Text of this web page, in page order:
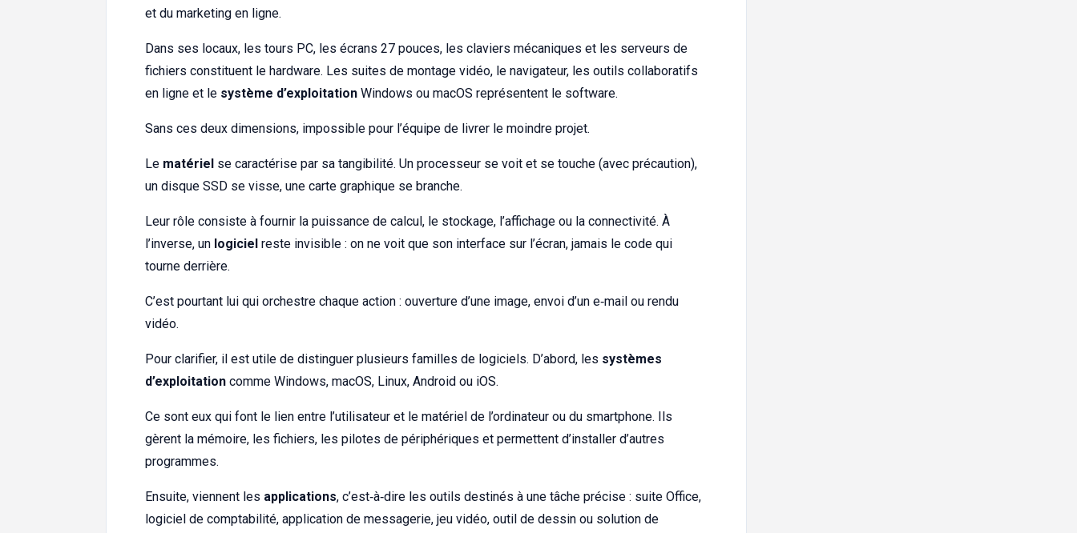
et du marketing en ligne.
Dans ses locaux, les tours PC, les écrans 27 pouces, les claviers mécaniques et les serveurs de
fichiers constituent le hardware. Les suites de montage vidéo, le navigateur, les outils collaboratifs
en ligne et le système d’exploitation Windows ou macOS représentent le software.
Sans ces deux dimensions, impossible pour l’équipe de livrer le moindre projet.
Le matériel se caractérise par sa tangibilité. Un processeur se voit et se touche (avec précaution),
un disque SSD se visse, une carte graphique se branche.
Leur rôle consiste à fournir la puissance de calcul, le stockage, l’affichage ou la connectivité. À
l’inverse, un logiciel reste invisible : on ne voit que son interface sur l’écran, jamais le code qui
tourne derrière.
C’est pourtant lui qui orchestre chaque action : ouverture d’une image, envoi d’un e‑mail ou rendu
vidéo.
Pour clarifier, il est utile de distinguer plusieurs familles de logiciels. D’abord, les systèmes
d’exploitation comme Windows, macOS, Linux, Android ou iOS.
Ce sont eux qui font le lien entre l’utilisateur et le matériel de l’ordinateur ou du smartphone. Ils
gèrent la mémoire, les fichiers, les pilotes de périphériques et permettent d’installer d’autres
programmes.
Ensuite, viennent les applications, c’est‑à‑dire les outils destinés à une tâche précise : suite Office,
logiciel de comptabilité, application de messagerie, jeu vidéo, outil de dessin ou solution de